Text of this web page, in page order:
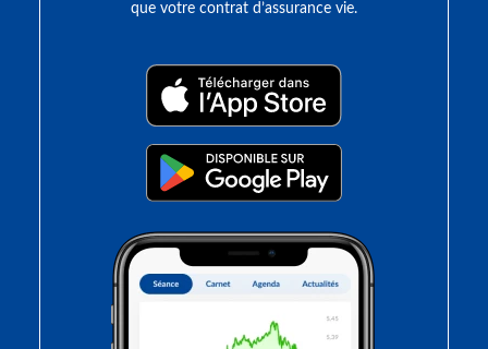
que votre contrat d’assurance vie.